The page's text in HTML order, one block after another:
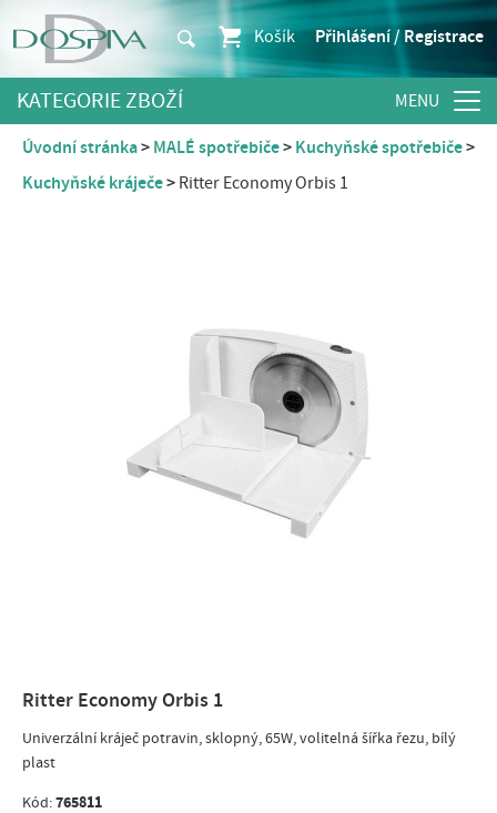
Košík Přihlášení / Registrace
KATEGORIE ZBOŽÍ
Úvodní stránka MALÉ spotřebiče
Kuchyňské spotřebiče
Kuchyňské kráječe
Ritter Economy Orbis 1
Ritter Economy Orbis 1
Univerzální kráječ potravin, sklopný, 65W, volitelná šířka řezu, bílý
plast
Kód:765811